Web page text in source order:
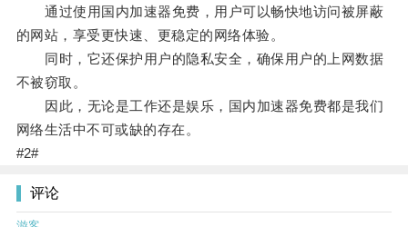
通过使用国内加速器免费，用户可以畅快地访问被屏蔽
的网站，享受更快速、更稳定的网络体验。
同时，它还保护用户的隐私安全，确保用户的上网数据
不被窃取。
因此，无论是工作还是娱乐，国内加速器免费都是我们
网络生活中不可或缺的存在。
#2#
评论